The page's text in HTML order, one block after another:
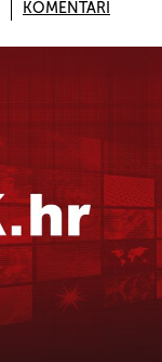
KOMENTARI